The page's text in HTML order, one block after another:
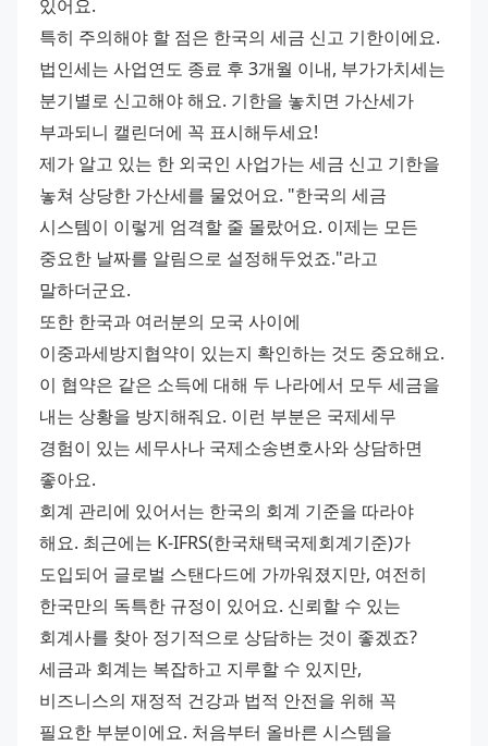
있어요.
특히 주의해야 할 점은 한국의 세금 신고 기한이에요.
법인세는 사업연도 종료 후 3개월 이내, 부가가치세는
분기별로 신고해야 해요. 기한을 놓치면 가산세가
부과되니 캘린더에 꼭 표시해두세요!
제가 알고 있는 한 외국인 사업가는 세금 신고 기한을
놓쳐 상당한 가산세를 물었어요. "한국의 세금
시스템이 이렇게 엄격할 줄 몰랐어요. 이제는 모든
중요한 날짜를 알림으로 설정해두었죠."라고
말하더군요.
또한 한국과 여러분의 모국 사이에
이중과세방지협약이 있는지 확인하는 것도 중요해요.
이 협약은 같은 소득에 대해 두 나라에서 모두 세금을
내는 상황을 방지해줘요. 이런 부분은 국제세무
경험이 있는 세무사나 국제소송변호사와 상담하면
좋아요.
회계 관리에 있어서는 한국의 회계 기준을 따라야
해요. 최근에는 K-IFRS(한국채택국제회계기준)가
도입되어 글로벌 스탠다드에 가까워졌지만, 여전히
한국만의 독특한 규정이 있어요. 신뢰할 수 있는
회계사를 찾아 정기적으로 상담하는 것이 좋겠죠?
세금과 회계는 복잡하고 지루할 수 있지만,
비즈니스의 재정적 건강과 법적 안전을 위해 꼭
필요한 부분이에요. 처음부터 올바른 시스템을